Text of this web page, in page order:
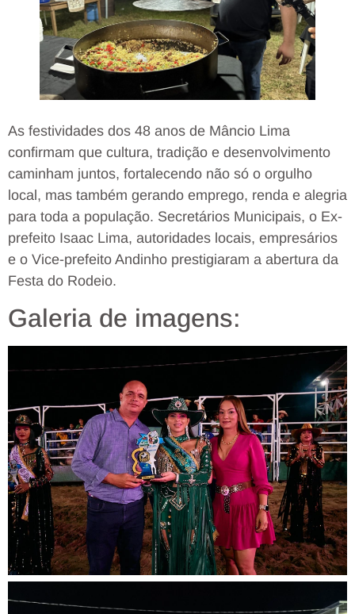
As festividades dos 48 anos de Mâncio Lima
confirmam que cultura, tradição e desenvolvimento
caminham juntos, fortalecendo não só o orgulho
local, mas também gerando emprego, renda e alegria
para toda a população. Secretários Municipais, o Ex-
prefeito Isaac Lima, autoridades locais, empresários
e o Vice-prefeito Andinho prestigiaram a abertura da
Festa do Rodeio.
Galeria de imagens: